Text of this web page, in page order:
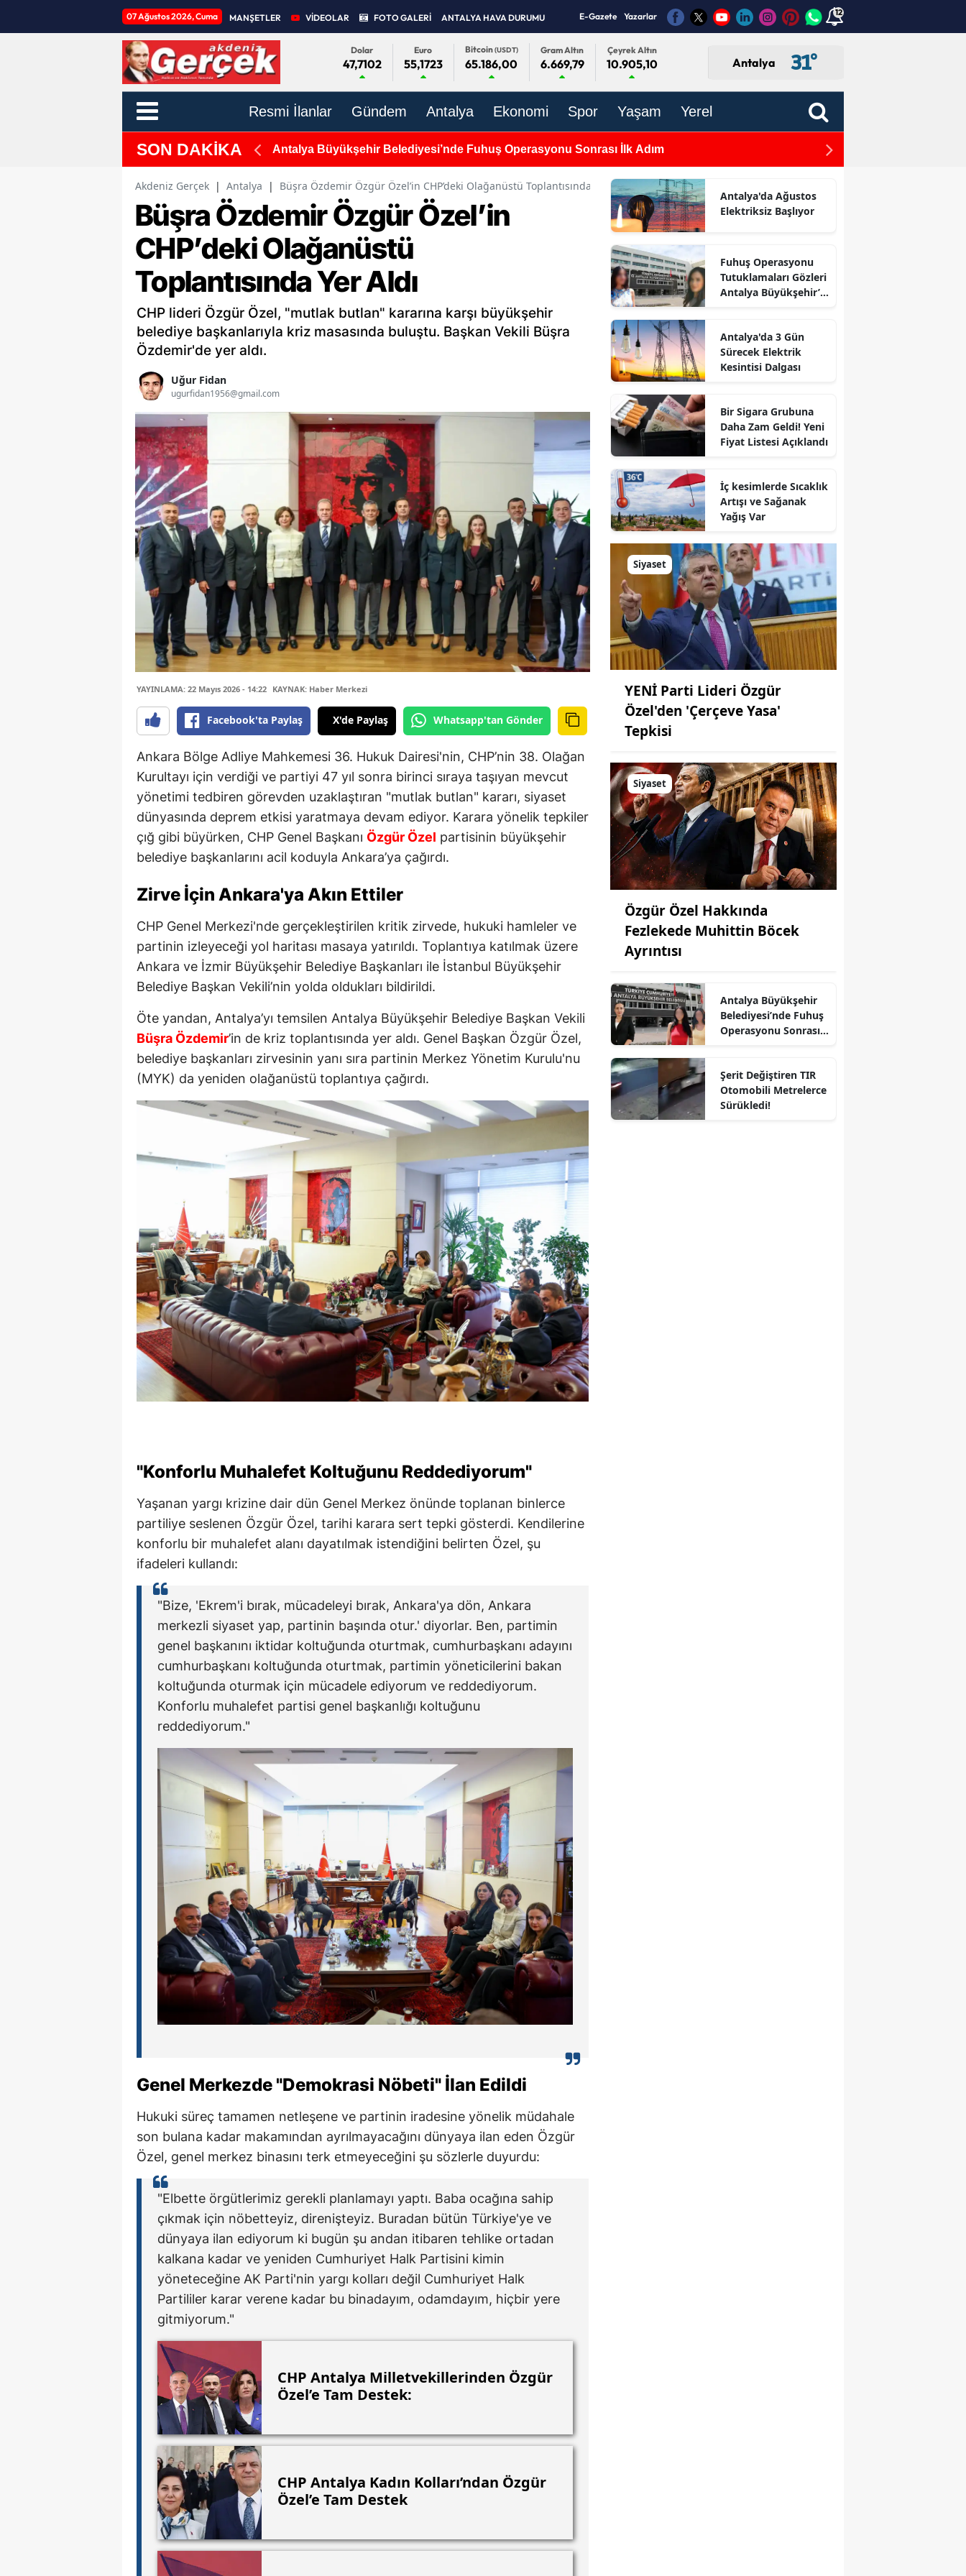
07 Ağustos 2026, Cuma MANŞETLER VİDEOLAR FOTO GALERİ ANTALYA HAVA DURUMU E-Gazete Yazarlar 12
Dolar
47,7102
Euro
55,1723
Bitcoin(USDT)
65.186,00
Gram Altın
6.669,79
Çeyrek Altın
10.905,10 Antalya 31°
Resmi İlanlar Gündem Antalya Ekonomi Spor Yaşam Yerel
SON DAKİKA
Tam Adres ve Telefon Listesi! Antalya Büyükşehir Belediyesi’nde Fuhuş Operasyonu Sonrası İlk Adım Kuşadası Belediyesi
Akdeniz Gerçek | Antalya | Büşra Özdemir Özgür Özel’in CHP’deki Olağanüstü Toplantısında Yer Aldı
Büşra Özdemir Özgür Özel’in
CHP’deki Olağanüstü
Toplantısında Yer Aldı
CHP lideri Özgür Özel, "mutlak butlan" kararına karşı büyükşehir
belediye başkanlarıyla kriz masasında buluştu. Başkan Vekili Büşra
Özdemir'de yer aldı.
Uğur Fidan
ugurfidan1956@gmail.com
YAYINLAMA: 22 Mayıs 2026 - 14:22 KAYNAK: Haber Merkezi
Facebook'ta Paylaş X'de Paylaş Whatsapp'tan Gönder
Ankara Bölge Adliye Mahkemesi 36. Hukuk Dairesi'nin, CHP’nin 38. Olağan
Kurultayı için verdiği ve partiyi 47 yıl sonra birinci sıraya taşıyan mevcut
yönetimi tedbiren görevden uzaklaştıran "mutlak butlan" kararı, siyaset
dünyasında deprem etkisi yaratmaya devam ediyor. Karara yönelik tepkiler
çığ gibi büyürken, CHP Genel Başkanı Özgür Özel partisinin büyükşehir
belediye başkanlarını acil koduyla Ankara’ya çağırdı.
Zirve İçin Ankara'ya Akın Ettiler
CHP Genel Merkezi'nde gerçekleştirilen kritik zirvede, hukuki hamleler ve
partinin izleyeceği yol haritası masaya yatırıldı. Toplantıya katılmak üzere
Ankara ve İzmir Büyükşehir Belediye Başkanları ile İstanbul Büyükşehir
Belediye Başkan Vekili’nin yolda oldukları bildirildi.
Öte yandan, Antalya’yı temsilen Antalya Büyükşehir Belediye Başkan Vekili
Büşra Özdemir’in de kriz toplantısında yer aldı. Genel Başkan Özgür Özel,
belediye başkanları zirvesinin yanı sıra partinin Merkez Yönetim Kurulu'nu
(MYK) da yeniden olağanüstü toplantıya çağırdı.
"Konforlu Muhalefet Koltuğunu Reddediyorum"
Yaşanan yargı krizine dair dün Genel Merkez önünde toplanan binlerce
partiliye seslenen Özgür Özel, tarihi karara sert tepki gösterdi. Kendilerine
konforlu bir muhalefet alanı dayatılmak istendiğini belirten Özel, şu
ifadeleri kullandı:
"Bize, 'Ekrem'i bırak, mücadeleyi bırak, Ankara'ya dön, Ankara
merkezli siyaset yap, partinin başında otur.' diyorlar. Ben, partimin
genel başkanını iktidar koltuğunda oturtmak, cumhurbaşkanı adayını
cumhurbaşkanı koltuğunda oturtmak, partimin yöneticilerini bakan
koltuğunda oturmak için mücadele ediyorum ve reddediyorum.
Konforlu muhalefet partisi genel başkanlığı koltuğunu
reddediyorum."
Genel Merkezde "Demokrasi Nöbeti" İlan Edildi
Hukuki süreç tamamen netleşene ve partinin iradesine yönelik müdahale
son bulana kadar makamından ayrılmayacağını dünyaya ilan eden Özgür
Özel, genel merkez binasını terk etmeyeceğini şu sözlerle duyurdu:
"Elbette örgütlerimiz gerekli planlamayı yaptı. Baba ocağına sahip
çıkmak için nöbetteyiz, direnişteyiz. Buradan bütün Türkiye'ye ve
dünyaya ilan ediyorum ki bugün şu andan itibaren tehlike ortadan
kalkana kadar ve yeniden Cumhuriyet Halk Partisini kimin
yöneteceğine AK Parti'nin yargı kolları değil Cumhuriyet Halk
Partililer karar verene kadar bu binadayım, odamdayım, hiçbir yere
gitmiyorum."
CHP Antalya Milletvekillerinden Özgür
Özel’e Tam Destek:
CHP Antalya Kadın Kolları’ndan Özgür
Özel’e Tam Destek
Antalya'da Ağustos
Elektriksiz Başlıyor
Fuhuş Operasyonu
Tutuklamaları Gözleri
Antalya Büyükşehir’e
Antalya'da 3 Gün
Sürecek Elektrik
Kesintisi Dalgası
Bir Sigara Grubuna
Daha Zam Geldi! Yeni
Fiyat Listesi Açıklandı
İç kesimlerde Sıcaklık
Artışı ve Sağanak
Yağış Var
Siyaset
YENİ Parti Lideri Özgür
Özel'den 'Çerçeve Yasa'
Tepkisi
Siyaset
Özgür Özel Hakkında
Fezlekede Muhittin Böcek
Ayrıntısı
Antalya Büyükşehir
Belediyesi’nde Fuhuş
Operasyonu Sonrası
Şerit Değiştiren TIR
Otomobili Metrelerce
Sürükledi!